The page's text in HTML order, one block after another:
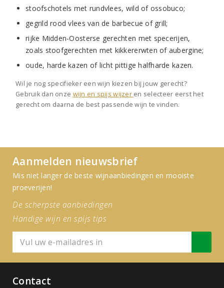
stoofschotels met rundvlees, wild of ossobuco;
gegrild rood vlees van de barbecue of grill;
rijke Midden-Oosterse gerechten met specerijen,
zoals stoofgerechten met kikkererwten of aubergine;
oude, harde kazen of licht pittige halfharde kazen.
Wil je nog specifieker een wijn kiezen bij jouw gerecht?
Gebruik dan onze wijn en spijs wijzer en selecteer eerst het
gerecht om daarna de best passende wijn te vinden.
Aanmelden nieuwsbrief
Mis niet langer de beste wijnaanbiedingen en mooiste
proeverijen!
De scherpste aanbiedingen
Handige wijn en spijs tips
Contact